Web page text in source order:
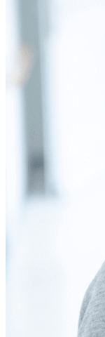
Konzerte bei uns
veranstaltet
unserer Kapelle.
zum Beispiel
Angehörigen